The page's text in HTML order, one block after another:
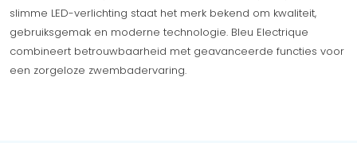
slimme LED-verlichting staat het merk bekend om kwaliteit,
gebruiksgemak en moderne technologie. Bleu Electrique
combineert betrouwbaarheid met geavanceerde functies voor
een zorgeloze zwembadervaring.